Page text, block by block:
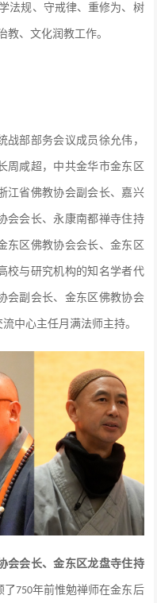
法规、守戒律、重修为、树
教、文化润教工作。
部部务会议成员徐允伟，
周咸超，中共金华市金东区
江省佛教协会副会长、嘉兴
会会长、永康南都禅寺住持
东区佛教协会会长、金东区
校与研究机构的知名学者代
会副会长、金东区佛教协会
中心主任月满法师主持。
会会长、金东区龙盘寺住持
了750年前惟勉禅师在金东后